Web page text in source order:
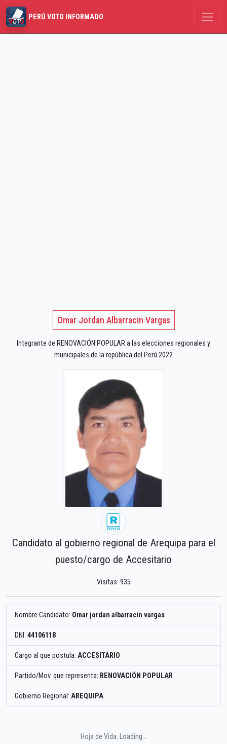
PERÚ VOTO INFORMADO
Omar Jordan Albarracin Vargas
Integrante de RENOVACIÓN POPULAR a las elecciones regionales y
municipales de la república del Perú 2022
Candidato al gobierno regional de Arequipa para el
puesto/cargo de Accesitario
Visitas: 935
Nombre Candidato: Omar jordan albarracin vargas
DNI: 44106118
Cargo al que postula: ACCESITARIO
Partido/Mov. que representa: RENOVACIÓN POPULAR
Gobierno Regional: AREQUIPA
Hoja de Vida: Loading...